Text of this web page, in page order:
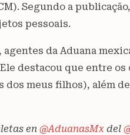
Segundo a
pessoais.
da Aduana
destacou que entre
dos meus filhos), além
en @AduanasMx del